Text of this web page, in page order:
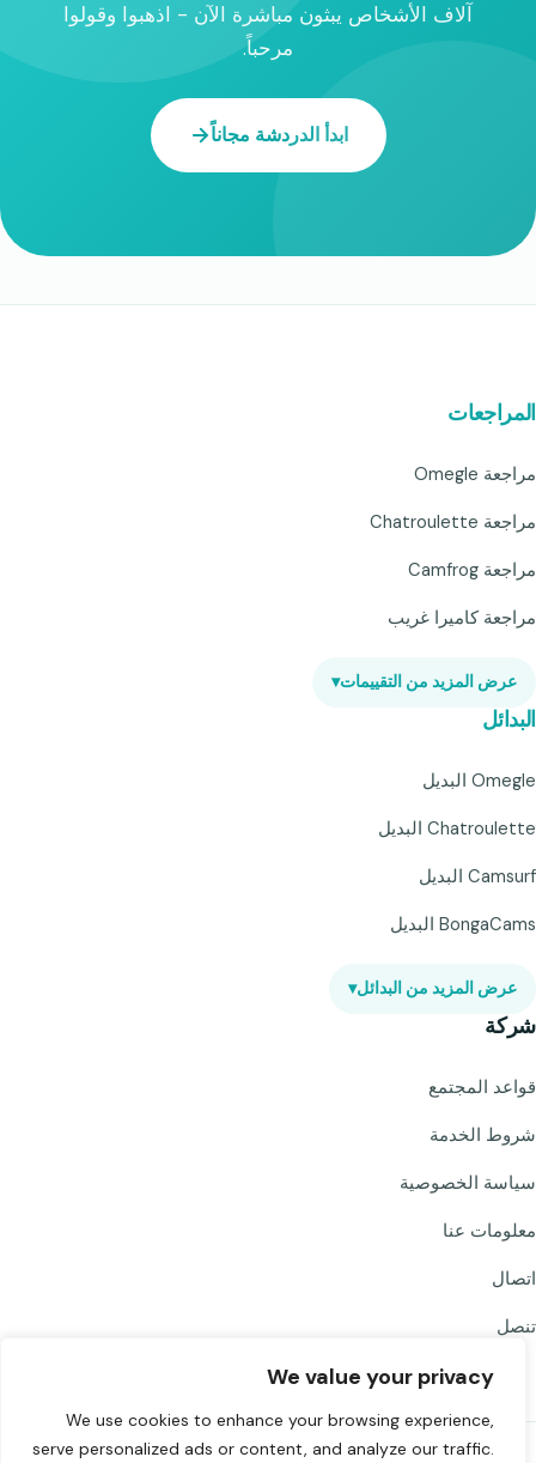
We value your privacy
We use cookies to enhance your browsing experience,
serve personalized ads or content, and analyze our traffic.
آلاف الأشخاص يبثون مباشرة الآن - اذهبوا وقولوا
مرحباً.
ابدأ الدردشة مجاناً
المراجعات
مراجعة Omegle
مراجعة Chatroulette
مراجعة Camfrog
مراجعة كاميرا غريب
عرض المزيد من التقييمات▾
البدائل
Omegle البديل
Chatroulette البديل
Camsurf البديل
BongaCams البديل
عرض المزيد من البدائل▾
شركة
قواعد المجتمع
شروط الخدمة
سياسة الخصوصية
معلومات عنا
اتصال
تنصل